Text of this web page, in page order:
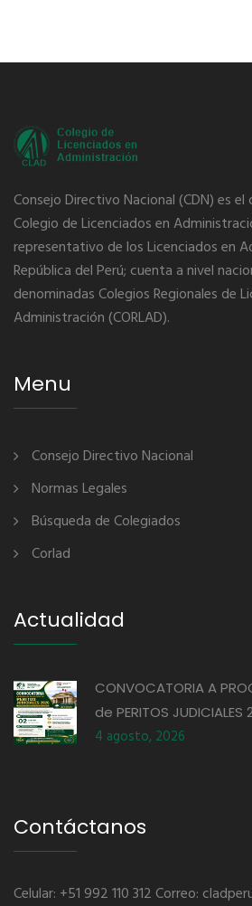
Consejo Directivo Nacional (CDN) es
Colegio de Licenciados en
representativo de los Licenciados en
República del Perú; cuenta a nivel
denominadas Colegios Regionales de
Administración (CORLAD).
Menu
Consejo Directivo Nacional
Normas Legales
Búsqueda de Colegiados
Corlad
Actualidad
CONVOCATORIA A
de PERITOS JUDICIALES
4 agosto, 2026
Contáctanos
Celular: +51 992 110 312 Correo: